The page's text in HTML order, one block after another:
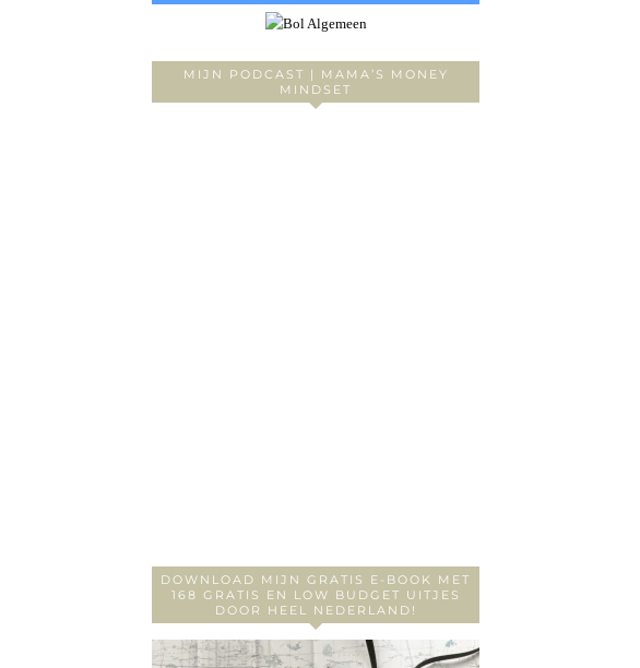
MIJN PODCAST | MAMA’S MONEY
MINDSET
DOWNLOAD MIJN GRATIS E-BOOK MET
168 GRATIS EN LOW BUDGET UITJES
DOOR HEEL NEDERLAND!